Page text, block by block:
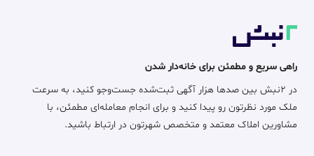
راهی سریع و مطمئن برای خانه‌دار شدن
در ۲نبش بین صدها هزار آگهی ثبت‌شده جست‌وجو کنید، به سرعت
ملک مورد نظرتون رو پیدا کنید و برای انجام معامله‌ای مطمئن، با
مشاورین املاک معتمد و متخصص شهرتون در ارتباط باشید.